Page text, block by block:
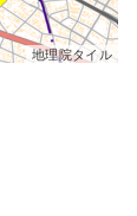
地理院タイル